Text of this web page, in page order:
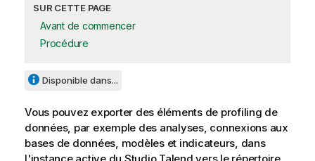
SUR CETTE PAGE
Avant de commencer
Procédure
Disponible dans...
Vous pouvez exporter des éléments de profiling de
données, par exemple des analyses, connexions aux
bases de données, modèles et indicateurs, dans